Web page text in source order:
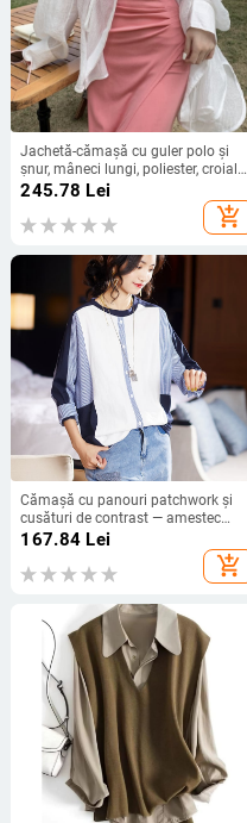
Jachetă-cămașă cu guler polo și
șnur, mâneci lungi, poliester, croială
regular
245.78 Lei
add_shopping_cart
Cămașă cu panouri patchwork și
cusături de contrast — amestec
bumbac-poliester, mâneci lungi,
167.84 Lei
add_shopping_cart